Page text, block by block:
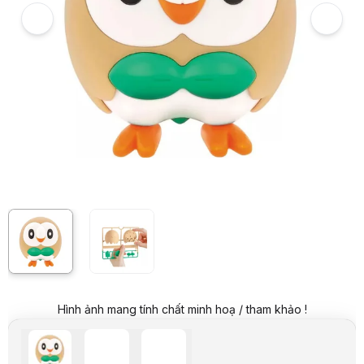
Giá niêm yết:
349.000 VND
119.000 VND
Tiết kiệm 230.000 VND (-66%)
Giá mua trả góp (6 tháng):
19.834 VND / tháng
Trả góp qua thẻ VISA (12 tháng):
9.917 VND / tháng
Giá đã bao gồm VAT
Mã sản phẩm: MHBD0035
BANDAI
Còn hàng
Mua ngay
Mua trả góp 0%
Thương hiệu: Bandai
Thông số kỹ thuật
Hãng
Bandai
Series
Pokemon Plamo
Tên sản phẩm
10 ROWLET
Mô tả sản phẩm
Thương hiệu: Bandai
Series: Pokemon PLAMO
Tên sản phẩm: 10 ROWLET
Hình ảnh mang tính chất minh hoạ / tham khảo !